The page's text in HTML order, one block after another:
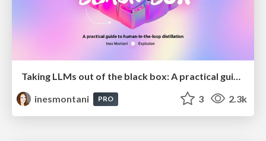
inesmontani
PRO 3 2.3k